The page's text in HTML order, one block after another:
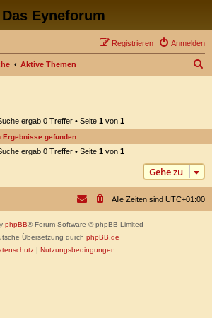
Das Eyneforum
Anmelden
Registrieren
Aktive Themen
e
ergab 0 Treffer • Seite 1von 1
gefunden.
ergab 0 Treffer • Seite 1von 1
Gehe zu
Alle Zeiten sind UTC+01:00
phpBB® Forum Software © phpBB Limited
Übersetzung durch phpBB.de
| Nutzungsbedingungen